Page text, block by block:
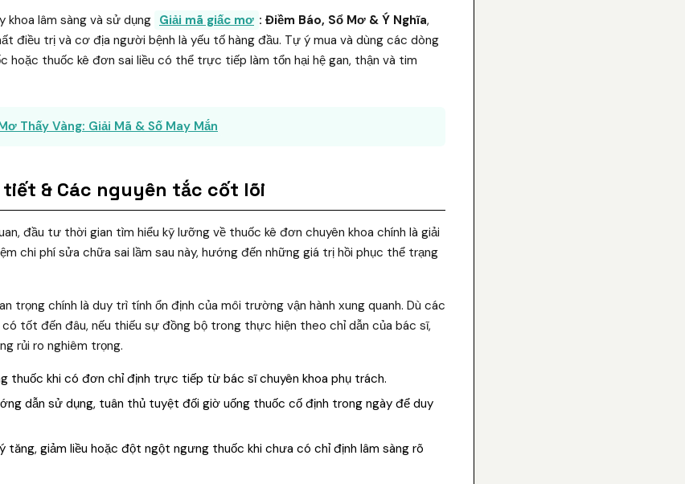
khoa lâm sàng và sử dụng Giải mã giấc mơ : Điềm Báo, Sổ Mơ & Ý Nghĩa,
điều trị và cơ địa người bệnh là yếu tố hàng đầu. Tự ý mua và dùng các dòng
hoặc thuốc kê đơn sai liều có thể trực tiếp làm tổn hại hệ gan, thận và tim
Thấy Vàng: Giải Mã & Số May Mắn
& Các nguyên tắc cốt lõi
đầu tư thời gian tìm hiểu kỹ lưỡng về thuốc kê đơn chuyên khoa chính là giải
chi phí sửa chữa sai lầm sau này, hướng đến những giá trị hồi phục thể trạng
trọng chính là duy trì tính ổn định của môi trường vận hành xung quanh. Dù các
tốt đến đâu, nếu thiếu sự đồng bộ trong thực hiện theo chỉ dẫn của bác sĩ,
rủi ro nghiêm trọng.
thuốc khi có đơn chỉ định trực tiếp từ bác sĩ chuyên khoa phụ trách.
dẫn sử dụng, tuân thủ tuyệt đối giờ uống thuốc cố định trong ngày để duy
tăng, giảm liều hoặc đột ngột ngưng thuốc khi chưa có chỉ định lâm sàng rõ